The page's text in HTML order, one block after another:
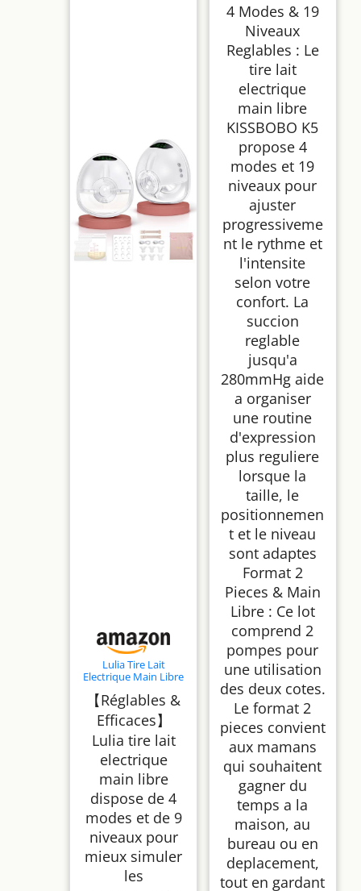
Lulia Tire Lait
Electrique Main Libre
Niveaux
【Réglables &
Efficaces】
Lulia tire lait
electrique
main libre
dispose de 4
modes et de 9
niveaux pour
mieux simuler
les
Succion Reglable
280mmHg, Pompe
Portable
Rechargeable Faible
Bruit(Crème/2PCS)
4 Modes & 19
Niveaux
Reglables : Le
tire lait
electrique
main libre
KISSBOBO K5
propose 4
modes et 19
niveaux pour
ajuster
progressiveme
nt le rythme et
l'intensite
selon votre
confort. La
succion
reglable
jusqu'a
280mmHg aide
a organiser
une routine
d'expression
plus reguliere
lorsque la
taille, le
positionnemen
t et le niveau
sont adaptes
Format 2
Pieces & Main
Libre : Ce lot
comprend 2
pompes pour
une utilisation
des deux cotes.
Le format 2
pieces convient
aux mamans
qui souhaitent
gagner du
temps a la
maison, au
bureau ou en
deplacement,
tout en gardant